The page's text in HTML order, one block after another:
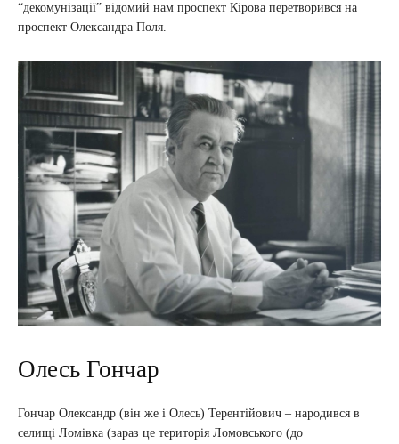
“декомунізації” відомий нам проспект Кірова перетворився на
проспект Олександра Поля.
Олесь Гончар
Гончар Олександр (він же і Олесь) Терентійович – народився в
селищі Ломівка (зараз це територія Ломовського (до